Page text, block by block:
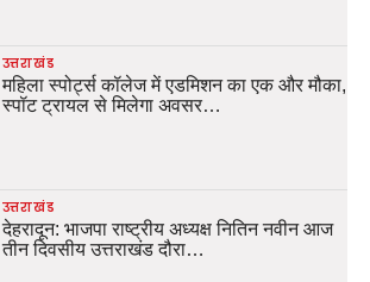
उत्तराखंड
महिला स्पोर्ट्स कॉलेज में एडमिशन का एक और मौका,
स्पॉट ट्रायल से मिलेगा अवसर…
उत्तराखंड
देहरादून: भाजपा राष्ट्रीय अध्यक्ष नितिन नवीन आज
तीन दिवसीय उत्तराखंड दौरा…